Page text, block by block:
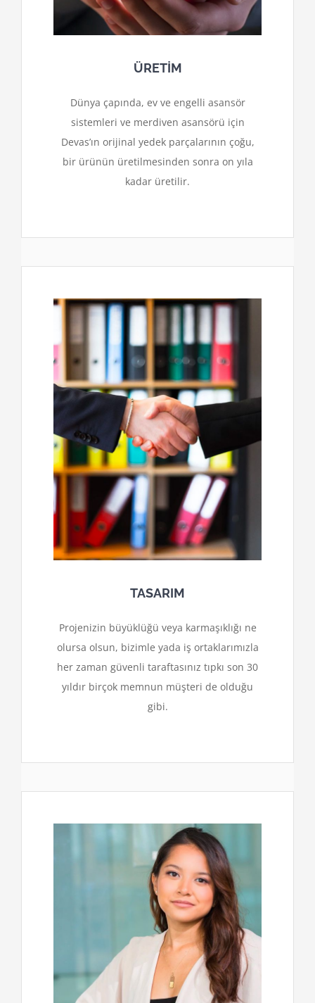
ÜRETİM
Dünya çapında, ev ve engelli asansör
sistemleri ve merdiven asansörü için
Devas’ın orijinal yedek parçalarının çoğu,
bir ürünün üretilmesinden sonra on yıla
kadar üretilir.
TASARIM
Projenizin büyüklüğü veya karmaşıklığı ne
olursa olsun, bizimle yada iş ortaklarımızla
her zaman güvenli taraftasınız tıpkı son 30
yıldır birçok memnun müşteri de olduğu
gibi.